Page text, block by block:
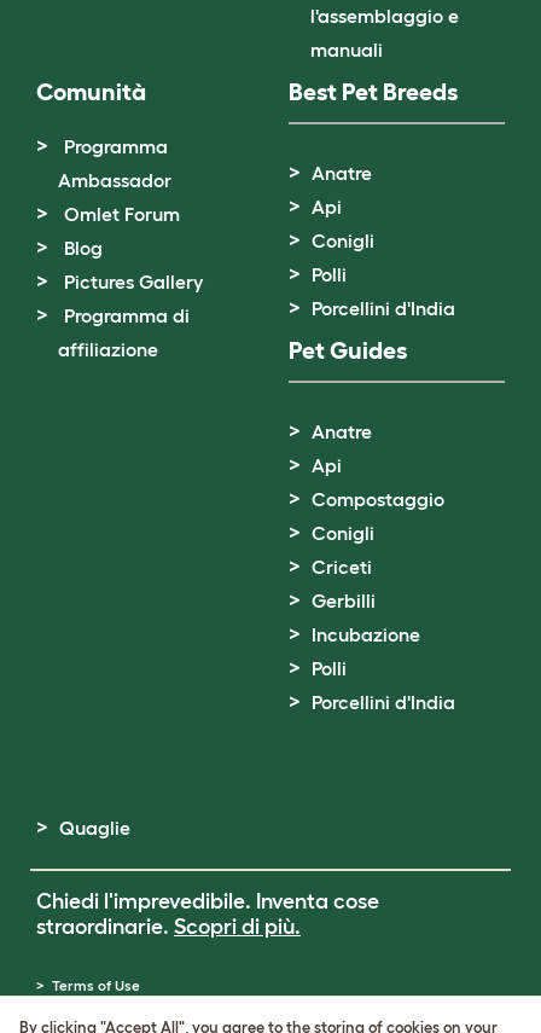
l'assemblaggio e
manuali
Comunità
Programma
Ambassador
Omlet Forum
Blog
Pictures Gallery
Programma di
affiliazione
Best Pet Breeds
Anatre
Api
Conigli
Polli
Porcellini d'India
Pet Guides
Anatre
Api
Compostaggio
Conigli
Criceti
Gerbilli
Incubazione
Polli
Porcellini d'India
Quaglie
Chiedi l'imprevedibile. Inventa cose
straordinarie. Scopri di più.
Terms of Use
By clicking "Accept All", you agree to the storing of cookies on your